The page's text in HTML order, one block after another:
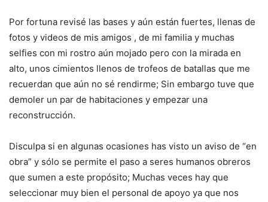
Por fortuna revisé las bases y aún están fuertes, llenas de
fotos y videos de mis amigos , de mi familia y muchas
selfies con mi rostro aún mojado pero con la mirada en
alto, unos cimientos llenos de trofeos de batallas que me
recuerdan que aún no sé rendirme; Sin embargo tuve que
demoler un par de habitaciones y empezar una
reconstrucción.
Disculpa si en algunas ocasiones has visto un aviso de “en
obra” y sólo se permite el paso a seres humanos obreros
que sumen a este propósito; Muchas veces hay que
seleccionar muy bien el personal de apoyo ya que nos